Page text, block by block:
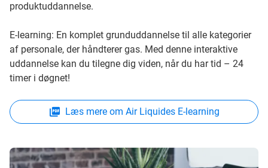
produktuddannelse.
E-learning: En komplet grunduddannelse til alle kategorier
af personale, der håndterer gas. Med denne interaktive
uddannelse kan du tilegne dig viden, når du har tid – 24
timer i døgnet!
Læs mere om Air Liquides E-learning